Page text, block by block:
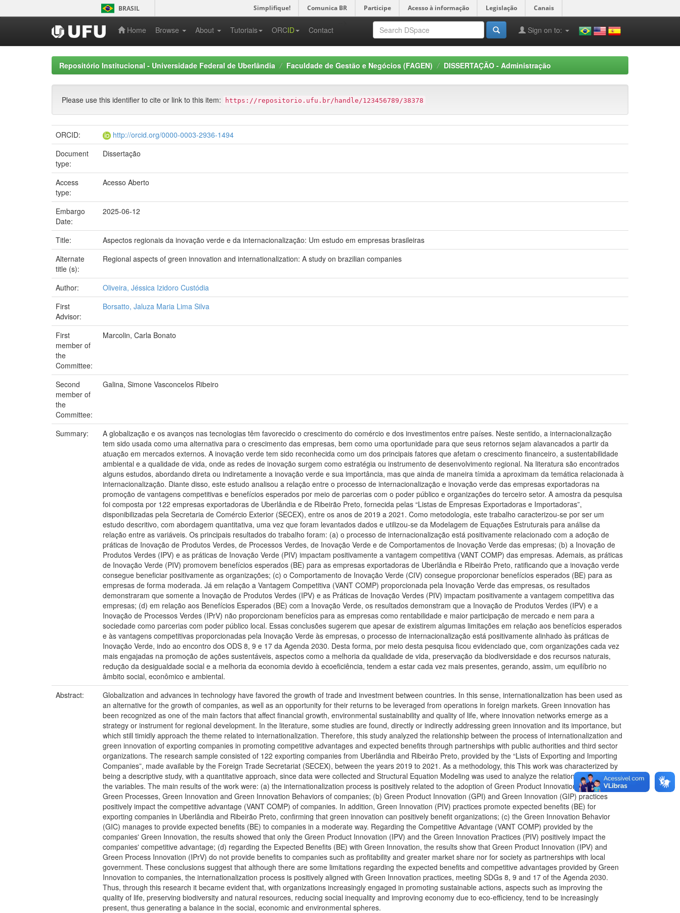
navigation
BRASIL Simplifique! Comunica BR Participe Acesso à informação Legislação Canais
Home Browse About Tutoriais ORCID Contact Sign on to:
Repositório Institucional - Universidade Federal de Uberlândia Faculdade de Gestão e Negócios (FAGEN) DISSERTAÇÃO - Administração
Please use this identifier to cite or link to this item: https://repositorio.ufu.br/handle/123456789/38378
ORCID:
http://orcid.org/0000-0003-2936-1494
Document
type:
Dissertação
Access
type:
Acesso Aberto
Embargo
Date:
2025-06-12
Title:
Aspectos regionais da inovação verde e da internacionalização: Um estudo em empresas brasileiras
Alternate
title (s):
Regional aspects of green innovation and internationalization: A study on brazilian companies
Author:
Oliveira, Jéssica Izidoro Custódia
First
Advisor:
Borsatto, Jaluza Maria Lima Silva
First
member of
the
Committee:
Marcolin, Carla Bonato
Second
member of
the
Committee:
Galina, Simone Vasconcelos Ribeiro
Summary:
A globalização e os avanços nas tecnologias têm favorecido o crescimento do comércio e dos investimentos entre países. Neste sentido, a internacionalização
tem sido usada como uma alternativa para o crescimento das empresas, bem como uma oportunidade para que seus retornos sejam alavancados a partir da
atuação em mercados externos. A inovação verde tem sido reconhecida como um dos principais fatores que afetam o crescimento financeiro, a sustentabilidade
ambiental e a qualidade de vida, onde as redes de inovação surgem como estratégia ou instrumento de desenvolvimento regional. Na literatura são encontrados
alguns estudos, abordando direta ou indiretamente a inovação verde e sua importância, mas que ainda de maneira tímida a aproximam da temática relacionada à
internacionalização. Diante disso, este estudo analisou a relação entre o processo de internacionalização e inovação verde das empresas exportadoras na
promoção de vantagens competitivas e benefícios esperados por meio de parcerias com o poder público e organizações do terceiro setor. A amostra da pesquisa
foi composta por 122 empresas exportadoras de Uberlândia e de Ribeirão Preto, fornecida pelas “Listas de Empresas Exportadoras e Importadoras”,
disponibilizadas pela Secretaria de Comércio Exterior (SECEX), entre os anos de 2019 a 2021. Como metodologia, este trabalho caracterizou-se por ser um
estudo descritivo, com abordagem quantitativa, uma vez que foram levantados dados e utilizou-se da Modelagem de Equações Estruturais para análise da
relação entre as variáveis. Os principais resultados do trabalho foram: (a) o processo de internacionalização está positivamente relacionado com a adoção de
práticas de Inovação de Produtos Verdes, de Processos Verdes, de Inovação Verde e de Comportamentos de Inovação Verde das empresas; (b) a Inovação de
Produtos Verdes (IPV) e as práticas de Inovação Verde (PIV) impactam positivamente a vantagem competitiva (VANT COMP) das empresas. Ademais, as práticas
de Inovação Verde (PIV) promovem benefícios esperados (BE) para as empresas exportadoras de Uberlândia e Ribeirão Preto, ratificando que a inovação verde
consegue beneficiar positivamente as organizações; (c) o Comportamento de Inovação Verde (CIV) consegue proporcionar benefícios esperados (BE) para as
empresas de forma moderada. Já em relação a Vantagem Competitiva (VANT COMP) proporcionada pela Inovação Verde das empresas, os resultados
demonstraram que somente a Inovação de Produtos Verdes (IPV) e as Práticas de Inovação Verdes (PIV) impactam positivamente a vantagem competitiva das
empresas; (d) em relação aos Benefícios Esperados (BE) com a Inovação Verde, os resultados demonstram que a Inovação de Produtos Verdes (IPV) e a
Inovação de Processos Verdes (IPrV) não proporcionam benefícios para as empresas como rentabilidade e maior participação de mercado e nem para a
sociedade como parcerias com poder público local. Essas conclusões sugerem que apesar de existirem algumas limitações em relação aos benefícios esperados
e às vantagens competitivas proporcionadas pela Inovação Verde às empresas, o processo de internacionalização está positivamente alinhado às práticas de
Inovação Verde, indo ao encontro dos ODS 8, 9 e 17 da Agenda 2030. Desta forma, por meio desta pesquisa ficou evidenciado que, com organizações cada vez
mais engajadas na promoção de ações sustentáveis, aspectos como a melhoria da qualidade de vida, preservação da biodiversidade e dos recursos naturais,
redução da desigualdade social e a melhoria da economia devido à ecoeficiência, tendem a estar cada vez mais presentes, gerando, assim, um equilíbrio no
âmbito social, econômico e ambiental.
Abstract:
Globalization and advances in technology have favored the growth of trade and investment between countries. In this sense, internationalization has been used as
an alternative for the growth of companies, as well as an opportunity for their returns to be leveraged from operations in foreign markets. Green innovation has
been recognized as one of the main factors that affect financial growth, environmental sustainability and quality of life, where innovation networks emerge as a
strategy or instrument for regional development. In the literature, some studies are found, directly or indirectly addressing green innovation and its importance, but
which still timidly approach the theme related to internationalization. Therefore, this study analyzed the relationship between the process of internationalization and
green innovation of exporting companies in promoting competitive advantages and expected benefits through partnerships with public authorities and third sector
organizations. The research sample consisted of 122 exporting companies from Uberlândia and Ribeirão Preto, provided by the “Lists of Exporting and Importing
Companies”, made available by the Foreign Trade Secretariat (SECEX), between the years 2019 to 2021. As a methodology, this This work was characterized by
being a descriptive study, with a quantitative approach, since data were collected and Structural Equation Modeling was used to analyze the relationship between
the variables. The main results of the work were: (a) the internationalization process is positively related to the adoption of Green Product Innovation practices,
Green Processes, Green Innovation and Green Innovation Behaviors of companies; (b) Green Product Innovation (GPI) and Green Innovation (GIP) practices
positively impact the competitive advantage (VANT COMP) of companies. In addition, Green Innovation (PIV) practices promote expected benefits (BE) for
exporting companies in Uberlândia and Ribeirão Preto, confirming that green innovation can positively benefit organizations; (c) the Green Innovation Behavior
(GIC) manages to provide expected benefits (BE) to companies in a moderate way. Regarding the Competitive Advantage (VANT COMP) provided by the
companies' Green Innovation, the results showed that only the Green Product Innovation (IPV) and the Green Innovation Practices (PIV) positively impact the
companies' competitive advantage; (d) regarding the Expected Benefits (BE) with Green Innovation, the results show that Green Product Innovation (IPV) and
Green Process Innovation (IPrV) do not provide benefits to companies such as profitability and greater market share nor for society as partnerships with local
government. These conclusions suggest that although there are some limitations regarding the expected benefits and competitive advantages provided by Green
Innovation to companies, the internationalization process is positively aligned with Green Innovation practices, meeting SDGs 8, 9 and 17 of the Agenda 2030.
Thus, through this research it became evident that, with organizations increasingly engaged in promoting sustainable actions, aspects such as improving the
quality of life, preserving biodiversity and natural resources, reducing social inequality and improving economy due to eco-efficiency, tend to be increasingly
present, thus generating a balance in the social, economic and environmental spheres.